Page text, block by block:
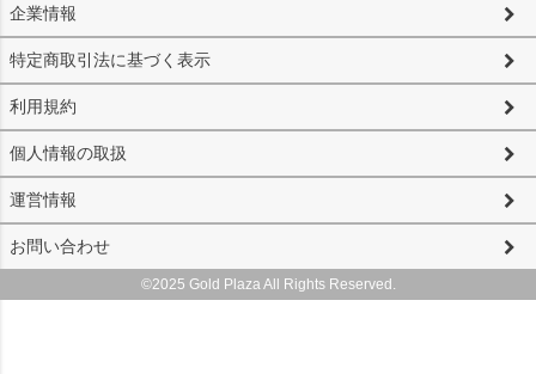
企業情報
特定商取引法に基づく表示
利用規約
個人情報の取扱
運営情報
お問い合わせ
©2025 Gold Plaza All Rights Reserved.